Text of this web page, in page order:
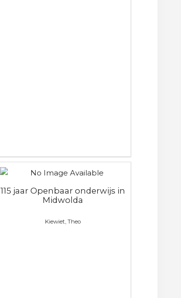
115 jaar Openbaar onderwijs in
Midwolda
Kiewiet, Theo